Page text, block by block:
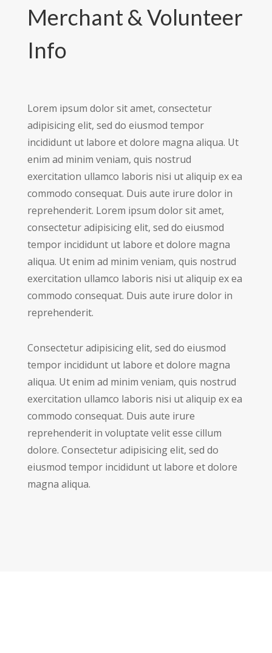
Merchant & Volunteer
Info
Lorem ipsum dolor sit amet, consectetur
adipisicing elit, sed do eiusmod tempor
incididunt ut labore et dolore magna aliqua. Ut
enim ad minim veniam, quis nostrud
exercitation ullamco laboris nisi ut aliquip ex ea
commodo consequat. Duis aute irure dolor in
reprehenderit. Lorem ipsum dolor sit amet,
consectetur adipisicing elit, sed do eiusmod
tempor incididunt ut labore et dolore magna
aliqua. Ut enim ad minim veniam, quis nostrud
exercitation ullamco laboris nisi ut aliquip ex ea
commodo consequat. Duis aute irure dolor in
reprehenderit.
Consectetur adipisicing elit, sed do eiusmod
tempor incididunt ut labore et dolore magna
aliqua. Ut enim ad minim veniam, quis nostrud
exercitation ullamco laboris nisi ut aliquip ex ea
commodo consequat. Duis aute irure
reprehenderit in voluptate velit esse cillum
dolore. Consectetur adipisicing elit, sed do
eiusmod tempor incididunt ut labore et dolore
magna aliqua.